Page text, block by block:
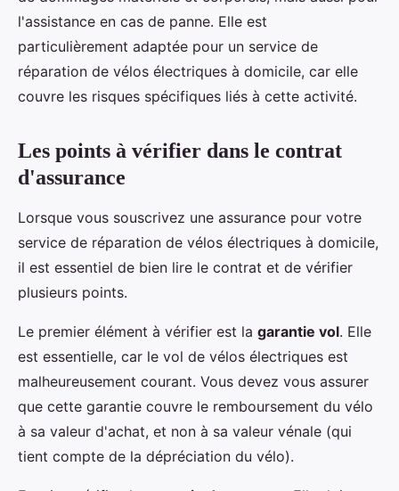
l'assistance en cas de panne. Elle est
particulièrement adaptée pour un service de
réparation de vélos électriques à domicile, car elle
couvre les risques spécifiques liés à cette activité.
Les points à vérifier dans le contrat
d'assurance
Lorsque vous souscrivez une assurance pour votre
service de réparation de vélos électriques à domicile,
il est essentiel de bien lire le contrat et de vérifier
plusieurs points.
Le premier élément à vérifier est la garantie vol. Elle
est essentielle, car le vol de vélos électriques est
malheureusement courant. Vous devez vous assurer
que cette garantie couvre le remboursement du vélo
à sa valeur d'achat, et non à sa valeur vénale (qui
tient compte de la dépréciation du vélo).